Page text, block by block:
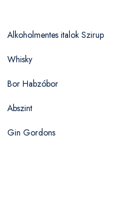
Alkoholmentes italok Szirup
Whisky
Bor Habzóbor
Abszint
Gin Gordons